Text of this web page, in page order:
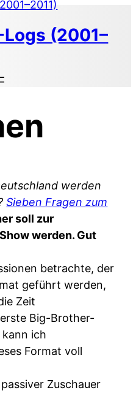
(2001–
werden
Sieben Fragen zum
soll zur
werden. Gut
betrachte, der
geführt werden,
Zeit
Big-Brother-
ich
Format voll
Zuschauer